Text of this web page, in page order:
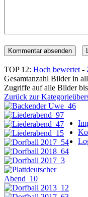
TOP 12: Hoch bewertet -
Gesamtanzahl Bilder in
Zugriffe auf alle Bilder
Zurück zur